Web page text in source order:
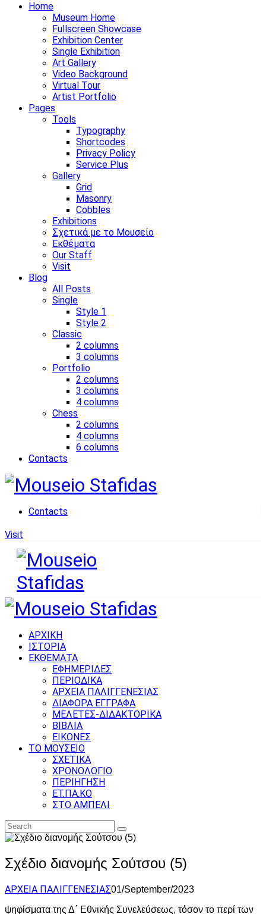
Home
Museum Home
Fullscreen Showcase
Exhibition Center
Single Exhibition
Art Gallery
Video Background
Virtual Tour
Artist Portfolio
Pages
Tools
Typography
Shortcodes
Privacy Policy
Service Plus
Gallery
Grid
Masonry
Cobbles
Exhibitions
Σχετικά με το Μουσείο
Εκθέματα
Our Staff
Visit
Blog
All Posts
Single
Style 1
Style 2
Classic
2 columns
3 columns
Portfolio
2 columns
3 columns
4 columns
Chess
2 columns
4 columns
6 columns
Contacts
Contacts
Visit
ΑΡΧΙΚΗ
ΙΣΤΟΡΙΑ
ΕΚΘΕΜΑΤΑ
ΕΦΗΜΕΡΙΔΕΣ
ΠΕΡΙΟΔΙΚΑ
ΑΡΧΕΙΑ ΠΑΛΙΓΓΕΝΕΣΙΑΣ
ΔΙΑΦΟΡΑ ΕΓΓΡΑΦΑ
ΜΕΛΕΤΕΣ-ΔΙΔΑΚΤΟΡΙΚΑ
ΒΙΒΛΙΑ
ΕΙΚΟΝΕΣ
ΤΟ ΜΟΥΣΕΙΟ
ΣΧΕΤΙΚΑ
ΧΡΟΝΟΛΟΓΙΟ
ΠΕΡΙΗΓΗΣΗ
ΕΤ.ΠΑ.ΚΟ
ΣΤΟ ΑΜΠΕΛΙ
Σχέδιο διανομής Σούτσου (5)
ΑΡΧΕΙΑ ΠΑΛΙΓΓΕΝΕΣΙΑΣ01/September/2023
ψηφίσματα της Δ΄ Εθνικής Συνελεύσεως, τόσον το περί των